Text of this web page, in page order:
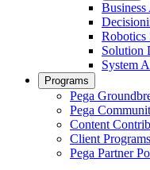
Robotics
Solution
System
Programs
Pega
Pega
Content
Client Programs
Pega Partner